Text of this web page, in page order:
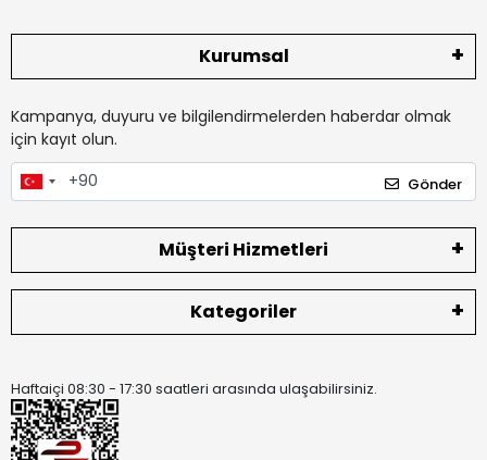
Kurumsal
Kampanya, duyuru ve bilgilendirmelerden haberdar olmak
için kayıt olun.
Gönder
Müşteri Hizmetleri
Kategoriler
Haftaiçi 08:30 - 17:30 saatleri arasında ulaşabilirsiniz.